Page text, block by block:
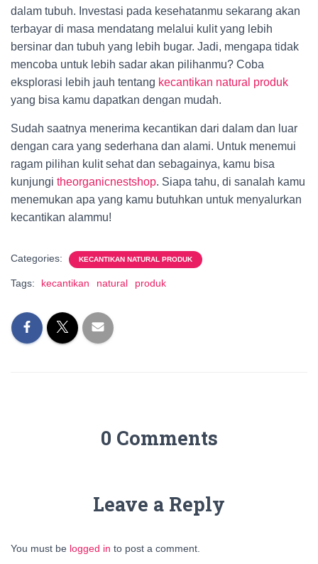
dalam tubuh. Investasi pada kesehatanmu sekarang akan
terbayar di masa mendatang melalui kulit yang lebih
bersinar dan tubuh yang lebih bugar. Jadi, mengapa tidak
mencoba untuk lebih sadar akan pilihanmu? Coba
eksplorasi lebih jauh tentang kecantikan natural produk
yang bisa kamu dapatkan dengan mudah.
Sudah saatnya menerima kecantikan dari dalam dan luar
dengan cara yang sederhana dan alami. Untuk menemui
ragam pilihan kulit sehat dan sebagainya, kamu bisa
kunjungi theorganicnestshop. Siapa tahu, di sanalah kamu
menemukan apa yang kamu butuhkan untuk menyalurkan
kecantikan alammu!
Categories: KECANTIKAN NATURAL PRODUK
Tags: kecantikan natural produk
0 Comments
Leave a Reply
You must be logged in to post a comment.